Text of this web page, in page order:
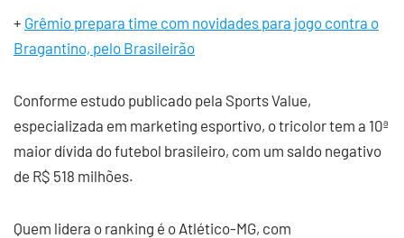
+ Grêmio prepara time com novidades para jogo contra o
Bragantino, pelo Brasileirão
Conforme estudo publicado pela Sports Value,
especializada em marketing esportivo, o tricolor tem a 10ª
maior dívida do futebol brasileiro, com um saldo negativo
de R$ 518 milhões.
Quem lidera o ranking é o Atlético-MG, com